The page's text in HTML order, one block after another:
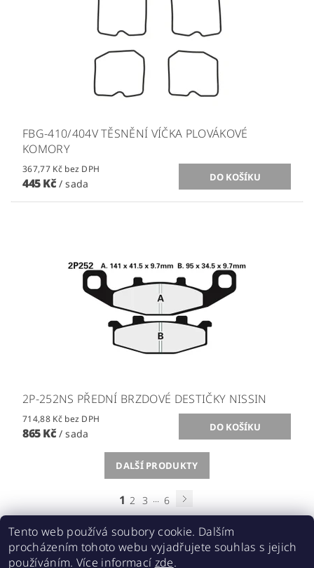
FBG-410/404V TĚSNĚNÍ VÍČKA PLOVÁKOVÉ
KOMORY
367,77 Kč bez DPH
445 Kč / sada
2P-252NS PŘEDNÍ BRZDOVÉ DESTIČKY NISSIN
714,88 Kč bez DPH
865 Kč / sada
DALŠÍ PRODUKTY
1 2 3 6
Acebikes bezpečná přeprava, parkování motocyklů a skútrů
Tento web používá soubory cookie. Dalším
procházením tohoto webu vyjadřujete souhlas s jejich
používáním. Více informací zde.